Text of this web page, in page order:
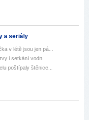
a seriály
v létě jsou jen pá...
i setkání vodn...
poštípaly štěnice...